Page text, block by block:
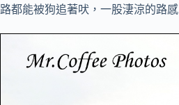
路都能被狗追著吠，一股淒涼的路